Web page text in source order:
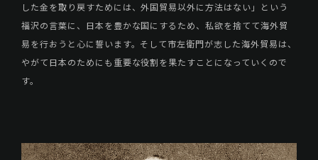
した金を取り戻すためには、外国貿易以外に方法はない」という
福沢の言葉に、日本を豊かな国にするため、私欲を捨てて海外貿
易を行おうと心に誓います。そして市左衛門が志した海外貿易は、
やがて日本のためにも重要な役割を果たすことになっていくので
す。